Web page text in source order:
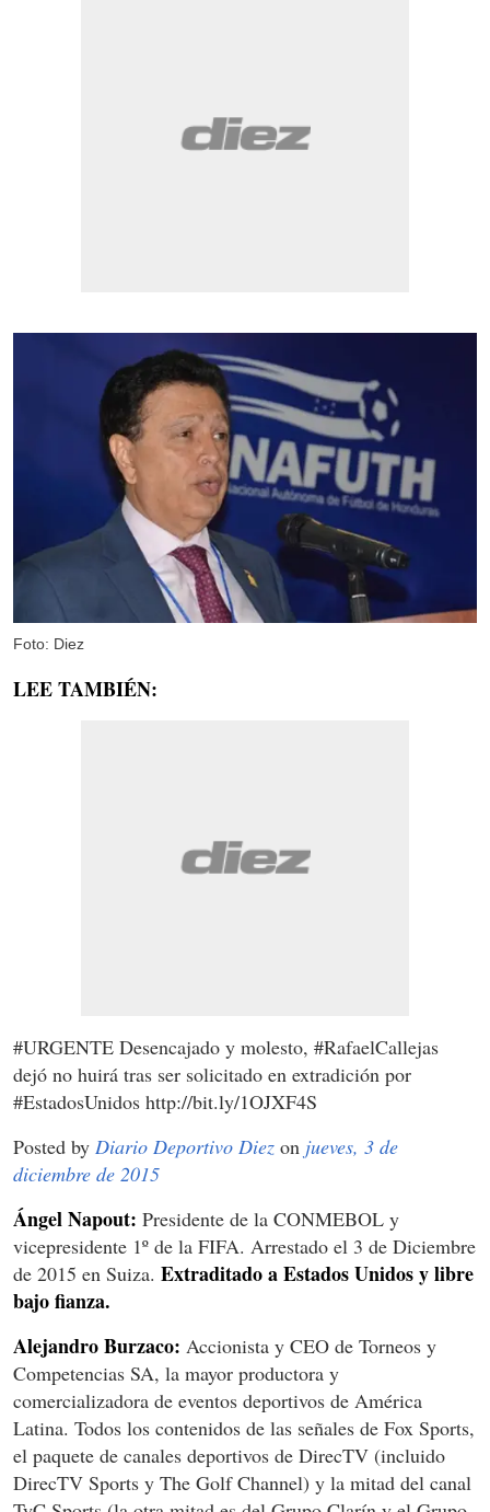
Foto: Diez
LEE TAMBIÉN:
#URGENTE Desencajado y molesto, #RafaelCallejas
dejó no huirá tras ser solicitado en extradición por
#EstadosUnidos http://bit.ly/1OJXF4S
Posted by Diario Deportivo Diez on jueves, 3 de
diciembre de 2015
Ángel Napout: Presidente de la CONMEBOL y
vicepresidente 1º de la FIFA. Arrestado el 3 de Diciembre
de 2015 en Suiza. Extraditado a Estados Unidos y libre
bajo fianza.
Alejandro Burzaco: Accionista y CEO de Torneos y
Competencias SA, la mayor productora y
comercializadora de eventos deportivos de América
Latina. Todos los contenidos de las señales de Fox Sports,
el paquete de canales deportivos de DirecTV (incluido
DirecTV Sports y The Golf Channel) y la mitad del canal